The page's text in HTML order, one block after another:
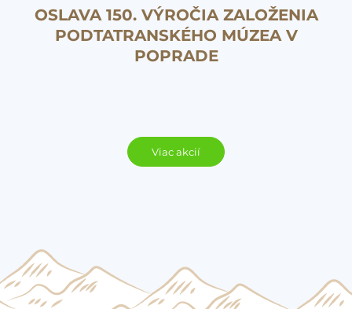
OSLAVA 150. VÝROČIA ZALOŽENIA
PODTATRANSKÉHO MÚZEA V
POPRADE
Viac akcií